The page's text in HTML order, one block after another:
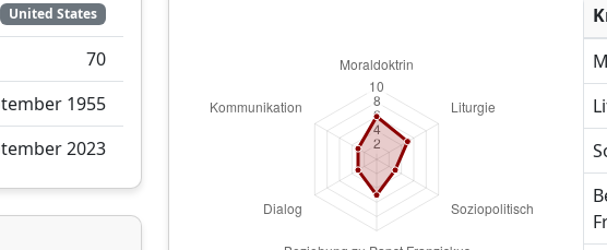
United States
70
1955
2023